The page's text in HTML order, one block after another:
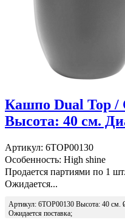
Кашпо Dual Top /
Высота: 40 см.
Артикул: 6TOP00130
Особенность: High shine
Продается партиями по 1 шт.
Ожидается...
Артикул: 6TOP00130 Высота: 40 см.
Ожидается поставка;